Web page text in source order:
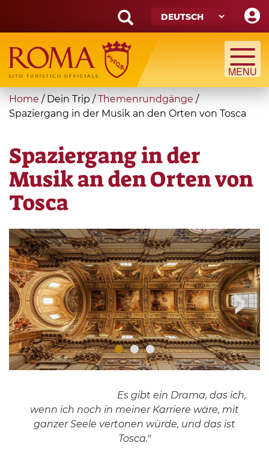
main
content
Search
form
Suche
You
are
Home / Dein Trip / Themenrundgänge /
Spaziergang in der Musik an den Orten von Tosca
Spaziergang in der
Musik an den Orten von
Tosca
Es gibt ein Drama, das ich,
wenn ich noch in meiner Karriere wäre, mit
ganzer Seele vertonen würde, und das ist
Tosca."